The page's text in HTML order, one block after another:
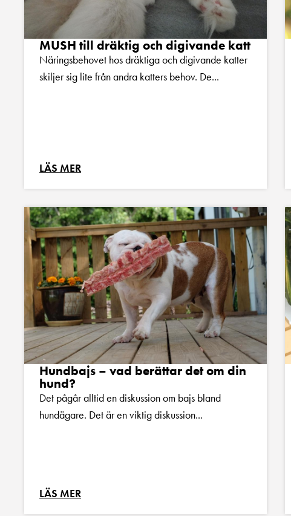
MUSH till dräktig och digivande katt
Näringsbehovet hos dräktiga och digivande katter
skiljer sig lite från andra katters behov. De...
LÄS MER
Hundbajs – vad berättar det om din
hund?
Det pågår alltid en diskussion om bajs bland
hundägare. Det är en viktig diskussion...
LÄS MER